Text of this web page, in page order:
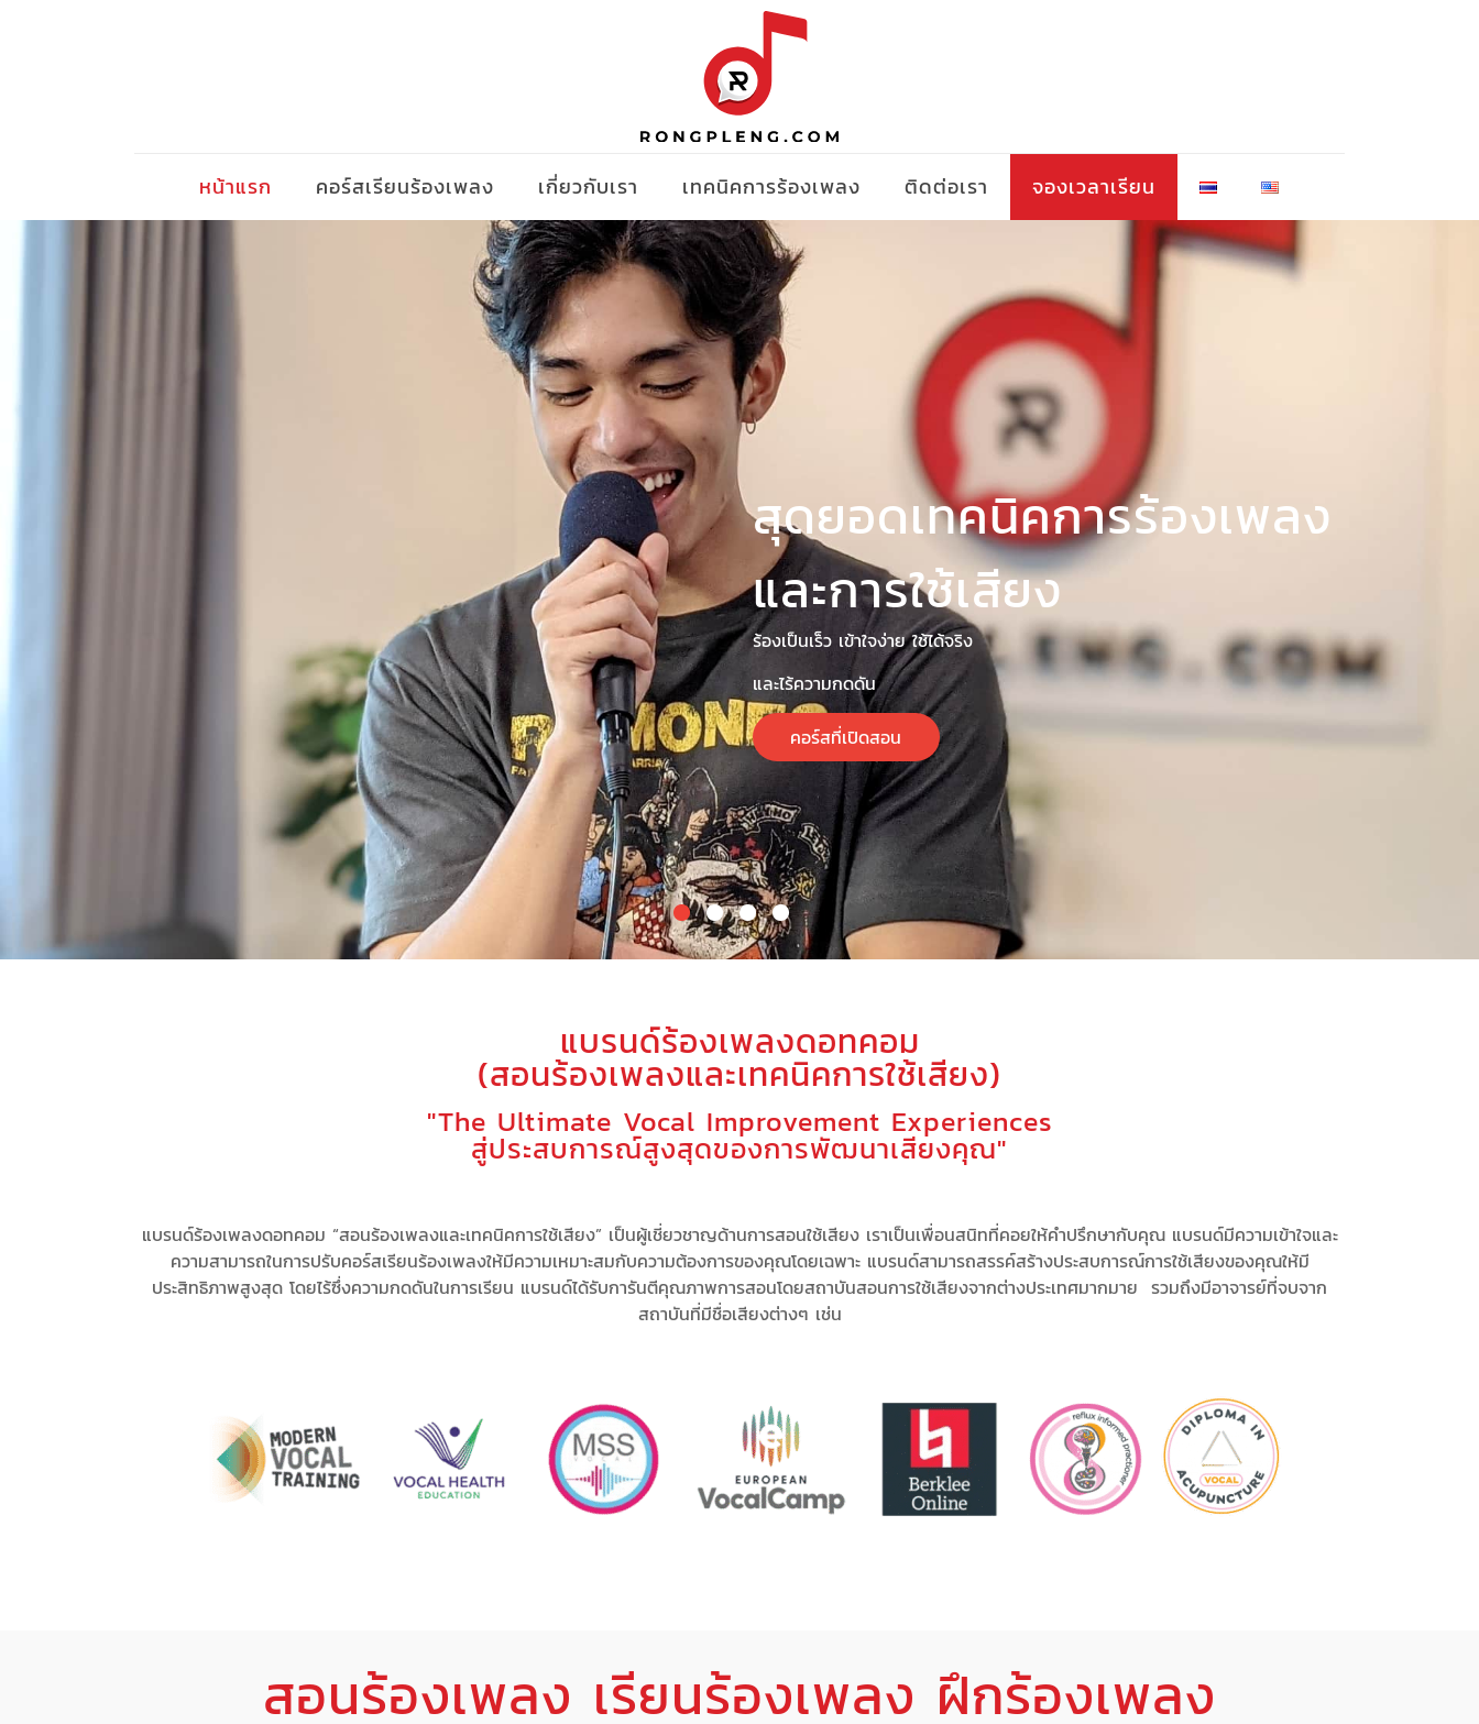
หน้าแรก คอร์สเรียนร้องเพลง เกี่ยวกับเรา เทคนิคการร้องเพลง ติดต่อเรา จองเวลาเรียน
รวมหลักสูตรพัฒนาเสียง
ที่โด่งดังจากทั่วโลก
Modern Vocal Training, EU
Somatic Voicework, USA
Vocal Health Education, England
Institute for Vocal Advancement
Our Team
แบรนด์ร้องเพลงดอทคอม
(สอนร้องเพลงและเทคนิคการใช้เสียง)
"The Ultimate Vocal Improvement Experiences
สู่ประสบการณ์สูงสุดของการพัฒนาเสียงคุณ"
แบรนด์ร้องเพลงดอทคอม “สอนร้องเพลงและเทคนิคการใช้เสียง” เป็นผู้เชี่ยวชาญด้านการสอนใช้เสียงเราเป็นเพื่อนสนิทที่คอยให้คำปรึกษากับคุณ แบรนด์มีความเข้าใจและ
ความสามารถในการปรับคอร์สเรียนร้องเพลงให้มีความเหมาะสมกับความต้องการของคุณโดยเฉพาะ แบรนด์สามารถสรรค์สร้างประสบการณ์การใช้เสียงของคุณให้มี
ประสิทธิภาพสูงสุด โดยไร้ซึ่งความกดดันในการเรียน แบรนด์ได้รับการันตีคุณภาพการสอนโดยสถาบันสอนการใช้เสียงจากต่างประเทศมากมาย รวมถึงมีอาจารย์ที่จบจาก
สถาบันที่มีชื่อเสียงต่างๆ เช่น
สอนร้องเพลง เรียนร้องเพลง ฝึกร้องเพลง